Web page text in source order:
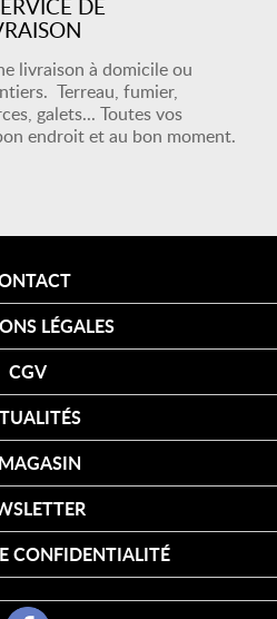
DE
livraison à domicile ou
Terreau, fumier,
galets... Toutes vos
endroit et au bon moment.
LÉGALES
CGV
CONFIDENTIALITÉ